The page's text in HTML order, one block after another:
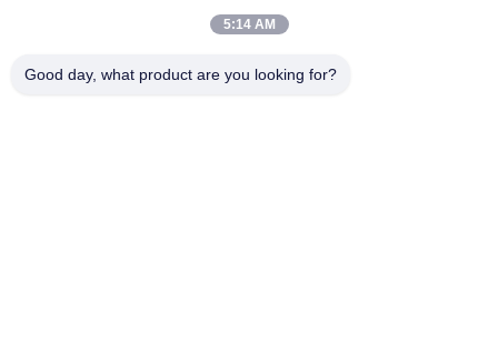
ที่อยู่
5:14 AM
Good day, what product are you looking for?